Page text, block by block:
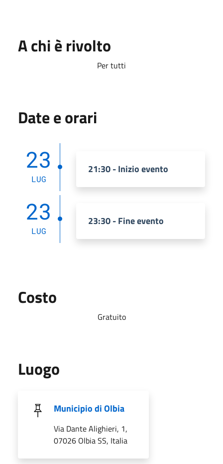
A chi è rivolto
Per tutti
Date e orari
23
LUG
21:30 - Inizio evento
23
LUG
23:30 - Fine evento
Costo
Gratuito
Luogo
Municipio di Olbia
Via Dante Alighieri, 1,
07026 Olbia SS, Italia